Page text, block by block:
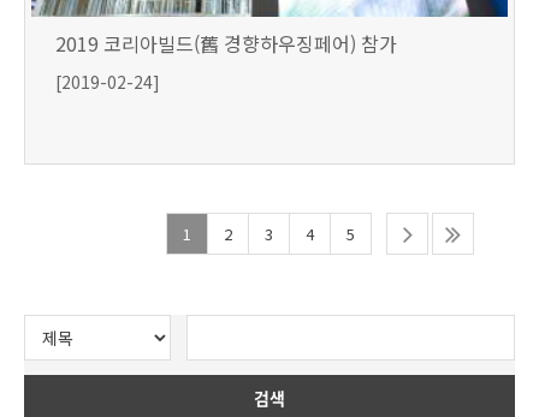
2019 코리아빌드(舊 경향하우징페어) 참가
[2019-02-24]
1 2 3 4 5
검색